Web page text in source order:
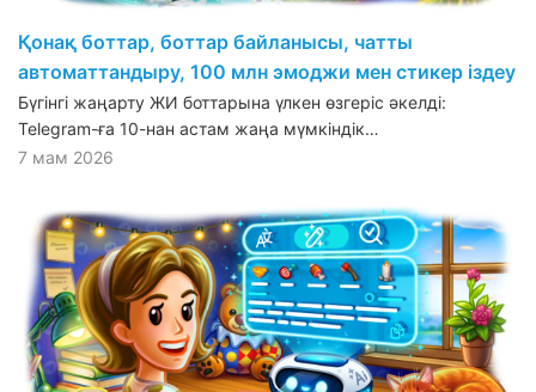
Қонақ боттар, боттар байланысы, чатты
автоматтандыру, 100 млн эмоджи мен стикер іздеу
Бүгінгі жаңарту ЖИ боттарына үлкен өзгеріс әкелді:
Telegram-ға 10-нан астам жаңа мүмкіндік…
7 мам 2026